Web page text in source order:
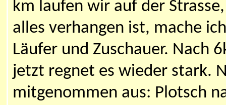
km laufen wir auf der
alles verhangen ist, mache
Läufer und Zuschauer. Nach
jetzt regnet es wieder stark.
mitgenommen aus: Plotsch